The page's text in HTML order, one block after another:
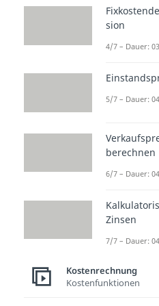
die
Du bist
wenigen
Kosten-
wissen
du noch?
sion
4/7 – Dauer:
5/7 – Dauer:
berechnen
6/7 – Dauer:
Zinsen
7/7 – Dauer:
Kostenrechnung
Kostenfunktionen